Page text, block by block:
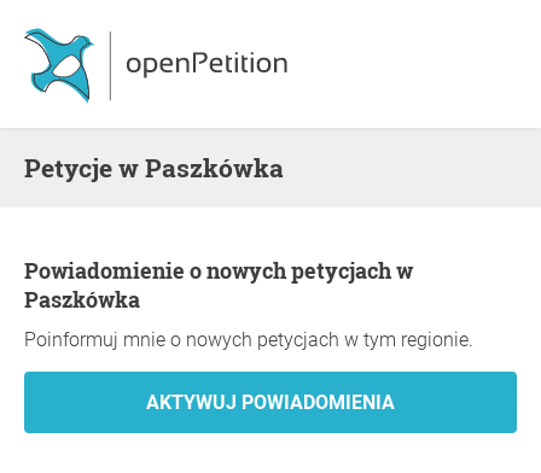
Petycje w Paszkówka
Powiadomienie o nowych petycjach w
Paszkówka
Poinformuj mnie o nowych petycjach w tym regionie.